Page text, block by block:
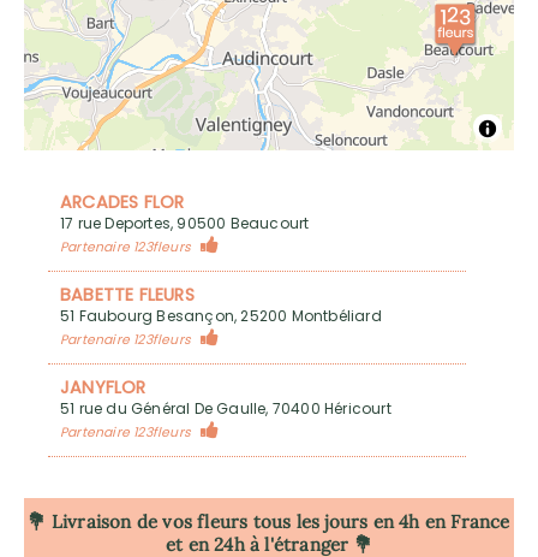
ARCADES FLOR
17 rue Deportes, 90500 Beaucourt
Partenaire 123fleurs
BABETTE FLEURS
51 Faubourg Besançon, 25200 Montbéliard
Partenaire 123fleurs
JANYFLOR
51 rue du Général De Gaulle, 70400 Héricourt
Partenaire 123fleurs
💐 Livraison de vos fleurs tous les jours en 4h en France
et en 24h à l'étranger 💐